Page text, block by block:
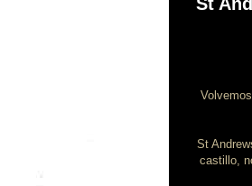
St
castillo,